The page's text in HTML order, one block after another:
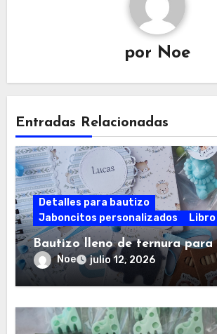
por Noe
Entradas Relacionadas
Detalles para bautizo
Jaboncitos personalizados
Bautizo lleno de ternura para
Noe julio 12, 2026